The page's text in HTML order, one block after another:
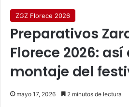
ZGZ Florece 2026
Preparativos
Florece 2026:
montaje del
mayo 17, 2026 2 minutos de lectura